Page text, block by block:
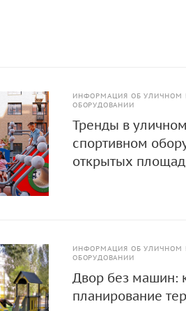
ИНФОРМАЦИЯ ОБ УЛИЧНОМ
ОБОРУДОВАНИИ
Тренды в
спортивном
открытых
ИНФОРМАЦИЯ ОБ УЛИЧНОМ
ОБОРУДОВАНИИ
Двор без машин:
планирование